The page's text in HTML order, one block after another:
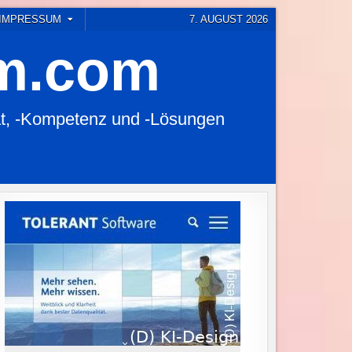
7. AUGUST 2026
-Kompetenz und -Lösungen